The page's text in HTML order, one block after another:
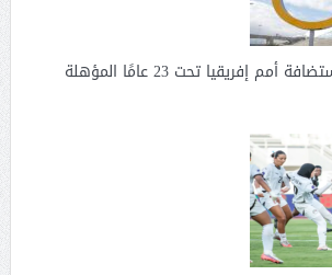
اتحاد الكرة يطلب استضافة أمم إفريقيا تحت 23 عامًا المؤهلة